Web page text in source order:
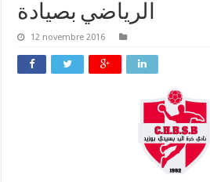
الرياضي بصيادة
12 novembre 2016